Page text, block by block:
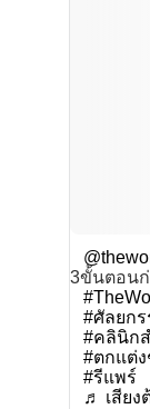
3ขั้นตอน
#ศัลยก
#คลินิก
#ตกแต่
#รีแพร์
♬ เสียง